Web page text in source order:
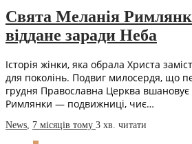
Свята Меланія
віддане заради Неба
Історія жінки, яка обрала Христа
для поколінь. Подвиг милосердя, що
грудня Православна Церква вшановує
Римлянки — подвижниці, чиє…
News, 7 місяців тому 3 хв. читати